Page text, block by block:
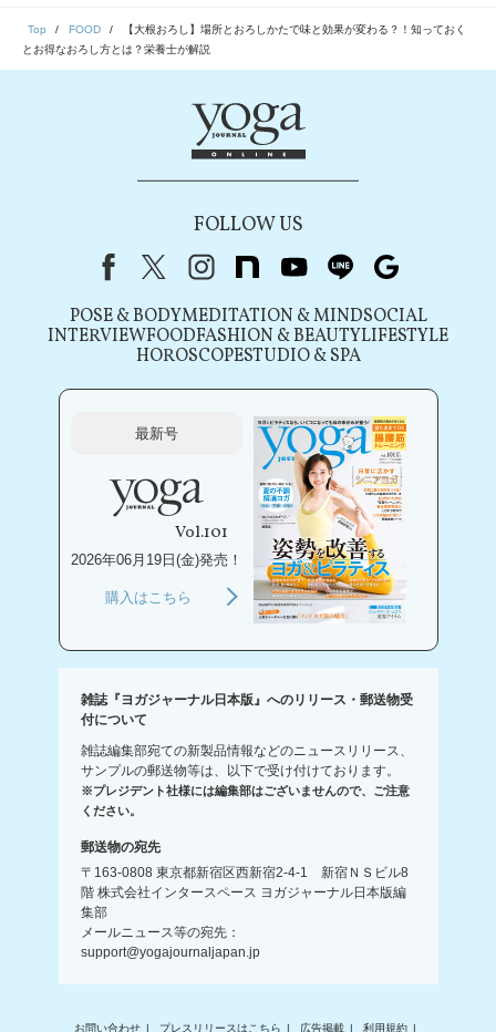
Top FOOD
【大根おろし】場所とおろしかたで味と効果が変わる？！知っておく
とお得なおろし方とは？栄養士が解説
FOLLOW US
FacebookX（旧Twitter）
instagram
note youtubeline
POSE & BODYMEDITATION & MINDSOCIAL
INTERVIEWFOODFASHION & BEAUTYLIFESTYLE
HOROSCOPESTUDIO & SPA
最新号
Vol.101
2026年06月19日(金)発売！
購入はこちら
雑誌『ヨガジャーナル日本版』へのリリース・郵送物受
付について
雑誌編集部宛ての新製品情報などのニュースリリース、
サンプルの郵送物等は、以下で受け付けております。
※プレジデント社様には編集部はございませんので、ご注意
ください。
郵送物の宛先
〒163-0808 東京都新宿区西新宿2-4-1 新宿ＮＳビル8
階 株式会社インタースペース ヨガジャーナル日本版編
集部
メールニュース等の宛先：
support@yogajournaljapan.jp
お問い合わせ プレスリリースはこちら 広告掲載 利用規約